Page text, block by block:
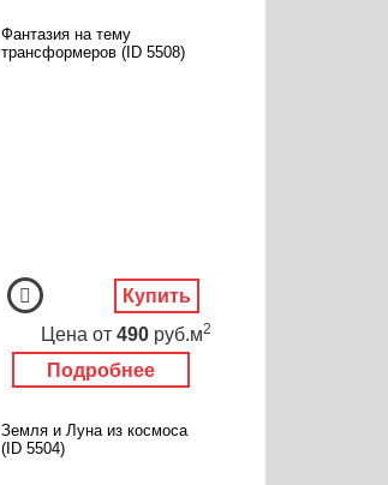
Фантазия на тему
трансформеров (ID 5508)
Подробнее
Цена от 490 руб.м2
Купить
Земля и Луна из космоса
(ID 5504)